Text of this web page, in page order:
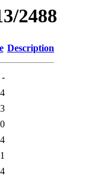
2488
Description
-